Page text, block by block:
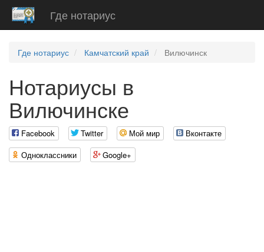
Где нотариус
Где нотариус Камчатский край Вилючинск
Нотариусы в
Вилючинске
Facebook Twitter Мой мир
Вконтакте
Одноклассники
Google+